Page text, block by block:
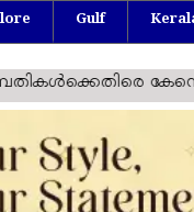
Gulf